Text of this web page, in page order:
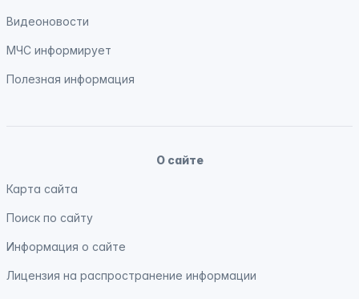
Видеоновости
МЧС информирует
Полезная информация
О сайте
Карта сайта
Поиск по сайту
Информация о сайте
Лицензия на распространение информации